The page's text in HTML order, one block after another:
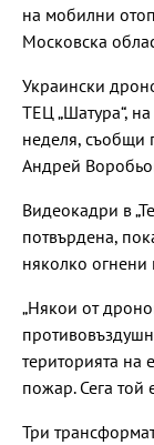
на мобилни
Московска
Украински
ТЕЦ „Шатура“,
неделя, съобщи
Андрей
Видеокадри в
потвърдена,
няколко огнени
„Някои от
територията на
пожар. Сега той
Три